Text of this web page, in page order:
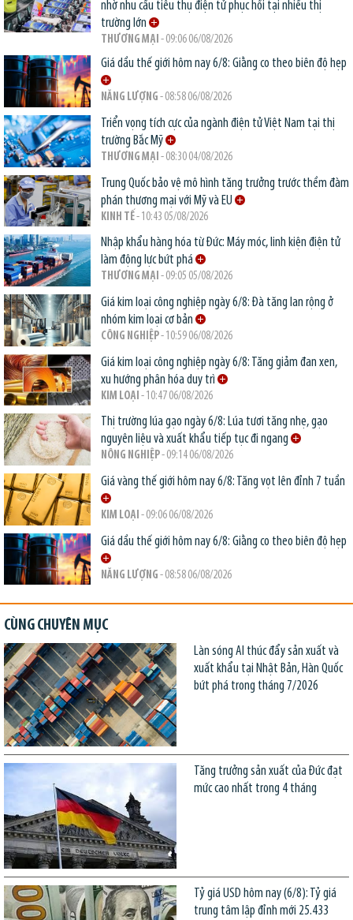
nhờ nhu cầu tiêu thụ điện tử phục hồi tại nhiều thị
trường lớn
THƯƠNG MẠI - 09:06 06/08/2026
Giá dầu thế giới hôm nay 6/8: Giằng co theo biên độ hẹp
NĂNG LƯỢNG - 08:58 06/08/2026
Triển vọng tích cực của ngành điện tử Việt Nam tại thị
trường Bắc Mỹ
THƯƠNG MẠI - 08:30 04/08/2026
Trung Quốc bảo vệ mô hình tăng trưởng trước thềm đàm
phán thương mại với Mỹ và EU
KINH TẾ- 10:43 05/08/2026
Nhập khẩu hàng hóa từ Đức: Máy móc, linh kiện điện tử
làm động lực bứt phá
THƯƠNG MẠI - 09:05 05/08/2026
Giá kim loại công nghiệp ngày 6/8: Đà tăng lan rộng ở
nhóm kim loại cơ bản
CÔNG NGHIỆP- 10:59 06/08/2026
Giá kim loại công nghiệp ngày 6/8: Tăng giảm đan xen,
xu hướng phân hóa duy trì
KIM LOẠI - 10:47 06/08/2026
Thị trường lúa gạo ngày 6/8: Lúa tươi tăng nhẹ, gạo
nguyên liệu và xuất khẩu tiếp tục đi ngang
NÔNG NGHIỆP- 09:14 06/08/2026
Giá vàng thế giới hôm nay 6/8: Tăng vọt lên đỉnh 7 tuần
KIM LOẠI - 09:06 06/08/2026
Giá dầu thế giới hôm nay 6/8: Giằng co theo biên độ hẹp
NĂNG LƯỢNG - 08:58 06/08/2026
CÙNG CHUYÊN MỤC
Làn sóng AI thúc đẩy sản xuất và
xuất khẩu tại Nhật Bản, Hàn Quốc
bứt phá trong tháng 7/2026
Tăng trưởng sản xuất của Đức đạt
mức cao nhất trong 4 tháng
Tỷ giá USD hôm nay (6/8): Tỷ giá
trung tâm lập đỉnh mới 25.433